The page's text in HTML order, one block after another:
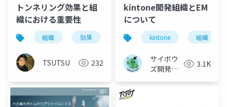
トンネリング効果と組
織における重要性
組織 効果 改善 ビジネス マネー
TSUTSU 232
kintone開発組織とEM
について
kintone 組織
サイボウ
ズ開発本
3.1K